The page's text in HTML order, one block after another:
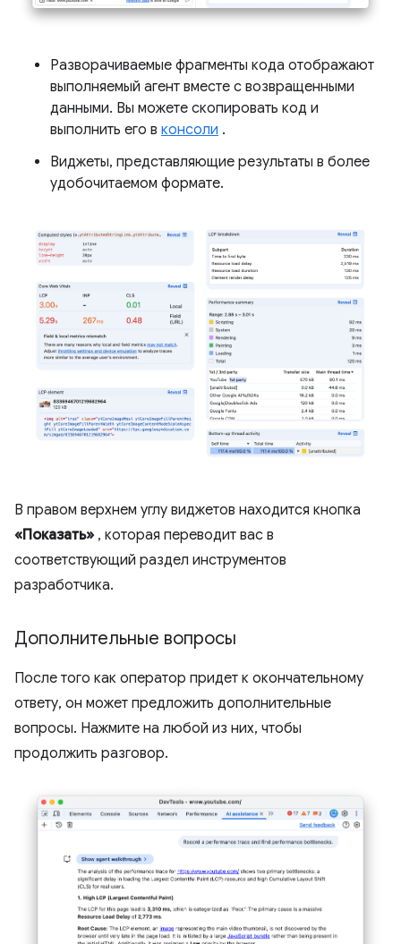
Разворачиваемые фрагменты кода отображают
выполняемый агент вместе с возвращенными
данными. Вы можете скопировать код и
выполнить его в консоли .
Виджеты, представляющие результаты в более
удобочитаемом формате.
В правом верхнем углу виджетов находится кнопка
«Показать» , которая переводит вас в
соответствующий раздел инструментов
разработчика.
Дополнительные вопросы
После того как оператор придет к окончательному
ответу, он может предложить дополнительные
вопросы. Нажмите на любой из них, чтобы
продолжить разговор.